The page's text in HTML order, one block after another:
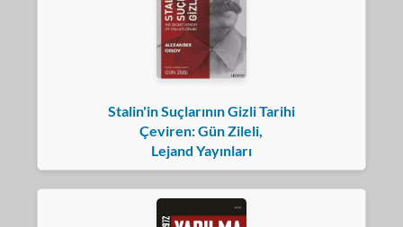
Stalin'in Suçlarının Gizli Tarihi
Çeviren: Gün Zileli,
Lejand Yayınları